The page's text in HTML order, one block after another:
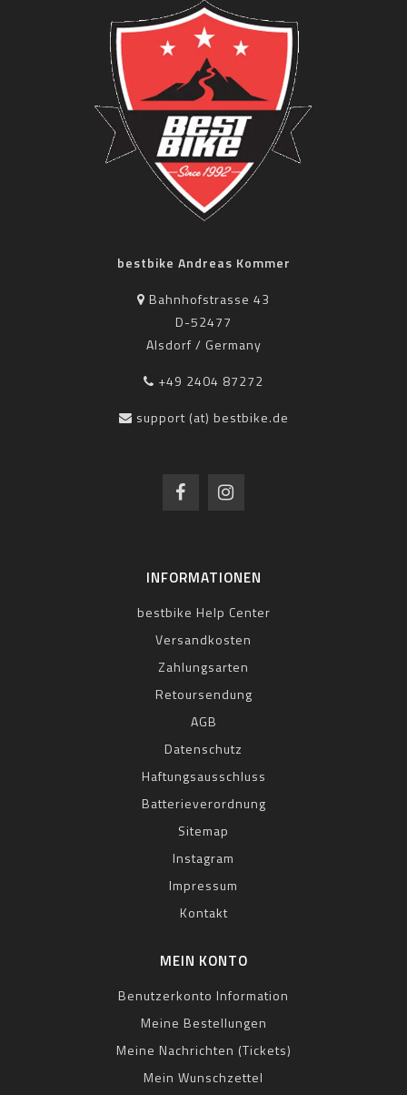
bestbike Andreas Kommer
Bahnhofstrasse 43
D-52477
Alsdorf / Germany
+49 2404 87272
support (at) bestbike.de
INFORMATIONEN
bestbike Help Center
Versandkosten
Zahlungsarten
Retoursendung
AGB
Datenschutz
Haftungsausschluss
Batterieverordnung
Sitemap
Instagram
Impressum
Kontakt
MEIN KONTO
Benutzerkonto Information
Meine Bestellungen
Meine Nachrichten (Tickets)
Mein Wunschzettel